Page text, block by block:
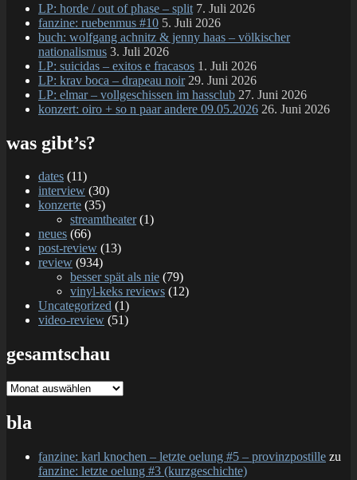
war…
ein
kleines
bisschen
nur
LP: horde / out of phase – split 7. Juli 2026
fanzine: ruebenmus #10 5. Juli 2026
buch: wolfgang achnitz & jenny haas – völkischer
nationalismus 3. Juli 2026
LP: suicidas – exitos e fracasos 1. Juli 2026
LP: krav boca – drapeau noir 29. Juni 2026
LP: elmar – vollgeschissen im hassclub 27. Juni 2026
konzert: oiro + so n paar andere 09.05.2026 26. Juni 2026
was gibt’s?
dates (11)
interview (30)
konzerte (35)
streamtheater(1)
neues (66)
post-review (13)
review (934)
besser spät als nie (79)
vinyl-keks reviews (12)
Uncategorized (1)
video-review (51)
gesamtschau
gesamtschau
bla
fanzine: karl knochen – letzte oelung #5 – provinzpostille zu
fanzine: letzte oelung #3 (kurzgeschichte)